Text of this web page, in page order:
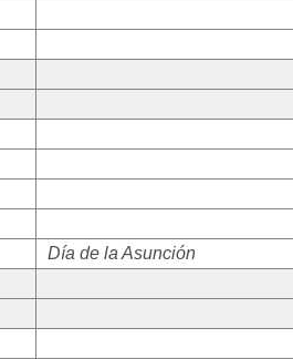
Día de la Asunción